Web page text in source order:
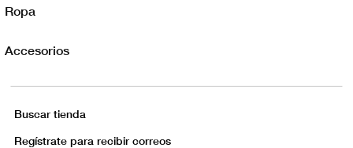
Ropa
Accesorios
Buscar tienda
Regístrate para recibir correos